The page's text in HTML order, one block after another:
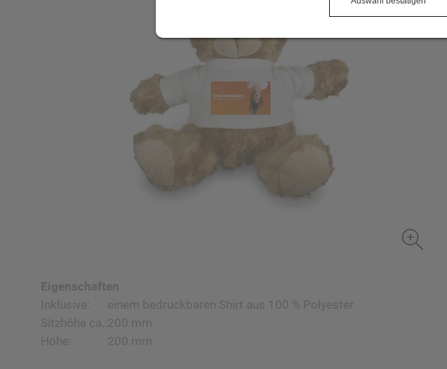
Eigenschaften
Inklusive:
einem bedruckbaren Shirt aus 100 % Polyester
Sitzhöhe ca.: 200 mm
Höhe:
200 mm